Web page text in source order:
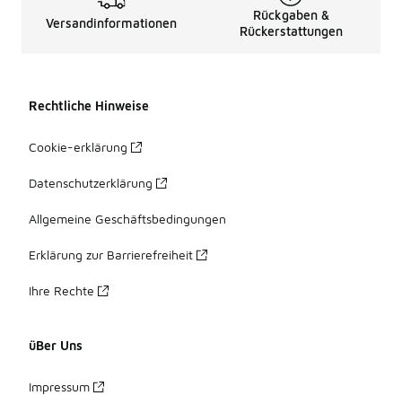
Versandinformationen
Rückgaben &
Rückerstattungen
Rechtliche Hinweise
Cookie-erklärung
Datenschutzerklärung
Allgemeine Geschäftsbedingungen
Erklärung zur Barrierefreiheit
Ihre Rechte
üBer Uns
Impressum